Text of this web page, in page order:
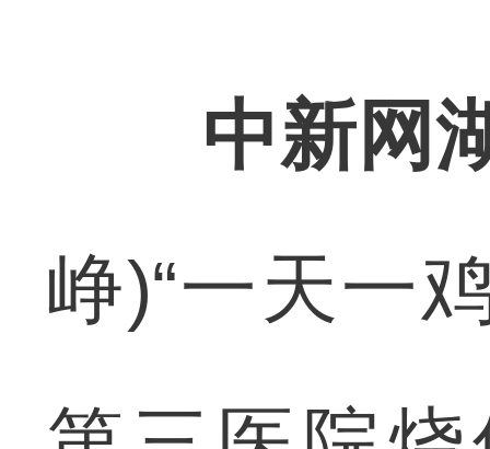
中新网
峥)“一天一